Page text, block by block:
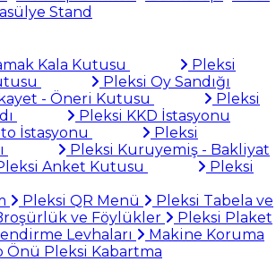
Stand
Kala Kutusu
Pleksi
Pleksi Oy Sandığı
- Öneri Kutusu
Pleksi
Pleksi KKD İstasyonu
İstasyonu
Pleksi
Pleksi Kuruyemiş - Bakliyat
Anket Kutusu
Pleksi
Pleksi QR Menü
Pleksi Tabela ve
ve Föylükler
Pleksi Plaket
Levhaları
Makine Koruma
Önü Pleksi Kabartma